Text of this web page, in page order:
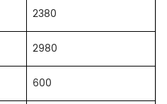
2380
2980
600